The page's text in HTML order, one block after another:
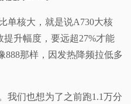
单核大，就是说A730大核
升幅度，要远超27%才能
888那样，因发热降频拉低多
我们也想为了之前跑1.1万分